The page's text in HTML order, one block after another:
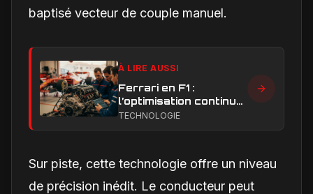
baptisé vecteur de couple manuel.
À LIRE AUSSI
Ferrari en F1 :
l’optimisation continue,
clé de la remontée et
TECHNOLOGIE
Sur piste, cette technologie offre un niveau
de précision inédit. Le conducteur peut